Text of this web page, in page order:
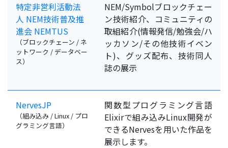
特定非営利活動法
人 NEM技術普及推
進会 NEMTUS
（ブロックチェーン / ネ
ットワーク / データベー
ス）
NEM/Symbolブロックチェー
ン技術紹介、コミュニティの
取組紹介(情報発信/勉強会/ハ
ッカソン/その他技術イベン
ト)、グッズ配布、技術同人
誌の展示
NervesJP
（組み込み / Linux / プロ
グラミング言語）
関数型プログラミング言語
Elixirで組み込みLinux開発が
できるNervesを用いた作品を
展示します。